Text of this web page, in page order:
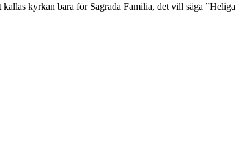
kyrkan bara för Sagrada Familia, det vill säga ”Heliga